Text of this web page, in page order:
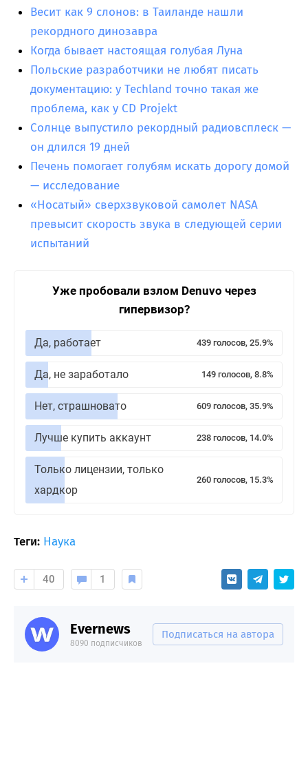
Весит как 9 слонов: в Таиланде нашли
рекордного динозавра
Когда бывает настоящая голубая Луна
Польские разработчики не любят писать
документацию: у Techland точно такая же
проблема, как у CD Projekt
Солнце выпустило рекордный радиовсплеск —
он длился 19 дней
Печень помогает голубям искать дорогу домой
— исследование
«Носатый» сверхзвуковой самолет NASA
превысит скорость звука в следующей серии
испытаний
Уже пробовали взлом Denuvo через
гипервизор?
Да, работает 439 голосов, 25.9%
Да, не заработало 149 голосов, 8.8%
Нет, страшновато 609 голосов, 35.9%
Лучше купить аккаунт 238 голосов, 14.0%
Только лицензии, только
хардкор
260 голосов, 15.3%
Теги: Наука
40 1
Evernews
8090 подписчиков
Подписаться на автора